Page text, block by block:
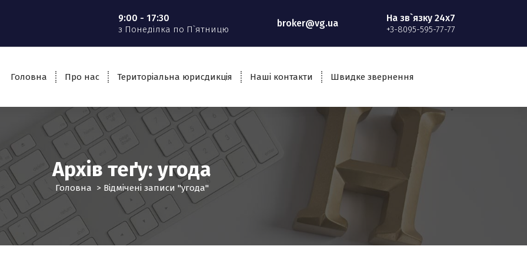
9:00 - 17:30
з Понеділка по П`ятницю
broker@vg.ua На зв`язку 24x7
+3-8095-595-77-77
Головна Про нас Територіальна юрисдикція Наші контакти Швидке звернення
Архів теґу: угода
Головна > Відмічені записи "угода"